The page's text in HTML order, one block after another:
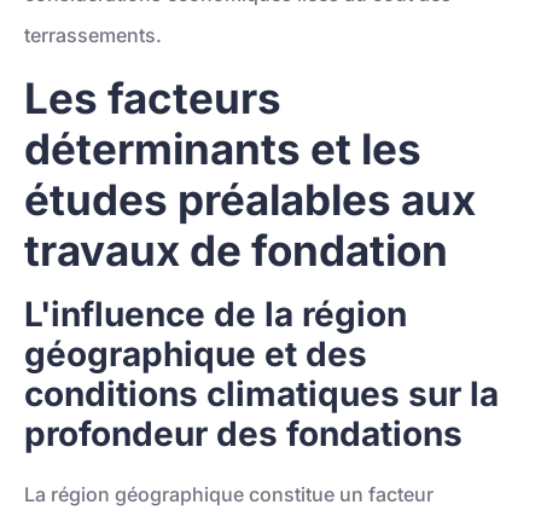
terrassements.
Les facteurs
déterminants et les
études préalables aux
travaux de fondation
L'influence de la région
géographique et des
conditions climatiques sur la
profondeur des fondations
La région géographique constitue un facteur